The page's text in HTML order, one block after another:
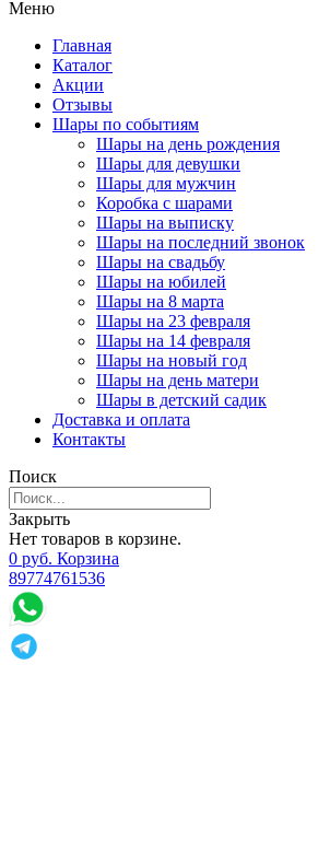
Меню
Главная
Каталог
Акции
Отзывы
Шары по событиям
Шары на день рождения
Шары для девушки
Шары для мужчин
Коробка с шарами
Шары на выписку
Шары на последний звонок
Шары на свадьбу
Шары на юбилей
Шары на 8 марта
Шары на 23 февраля
Шары на 14 февраля
Шары на новый год
Шары на день матери
Шары в детский садик
Доставка и оплата
Контакты
Поиск
Закрыть
Нет товаров в корзине.
0 руб. Корзина
89774761536